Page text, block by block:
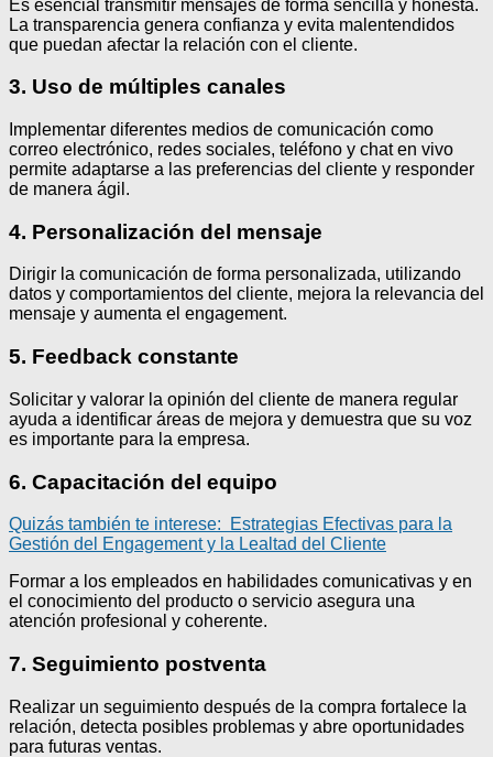
Es esencial transmitir mensajes de forma sencilla y honesta.
La transparencia genera confianza y evita malentendidos
que puedan afectar la relación con el cliente.
3. Uso de múltiples canales
Implementar diferentes medios de comunicación como
correo electrónico, redes sociales, teléfono y chat en vivo
permite adaptarse a las preferencias del cliente y responder
de manera ágil.
4. Personalización del mensaje
Dirigir la comunicación de forma personalizada, utilizando
datos y comportamientos del cliente, mejora la relevancia del
mensaje y aumenta el engagement.
5. Feedback constante
Solicitar y valorar la opinión del cliente de manera regular
ayuda a identificar áreas de mejora y demuestra que su voz
es importante para la empresa.
6. Capacitación del equipo
Quizás también te interese:
Estrategias Efectivas para la
Gestión del Engagement y la Lealtad del Cliente
Formar a los empleados en habilidades comunicativas y en
el conocimiento del producto o servicio asegura una
atención profesional y coherente.
7. Seguimiento postventa
Realizar un seguimiento después de la compra fortalece la
relación, detecta posibles problemas y abre oportunidades
para futuras ventas.